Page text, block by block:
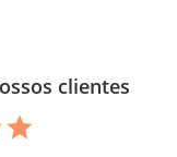
clientes
star